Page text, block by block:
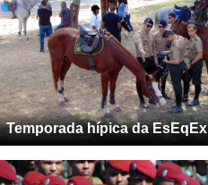
Temporada hípica da EsEqEx